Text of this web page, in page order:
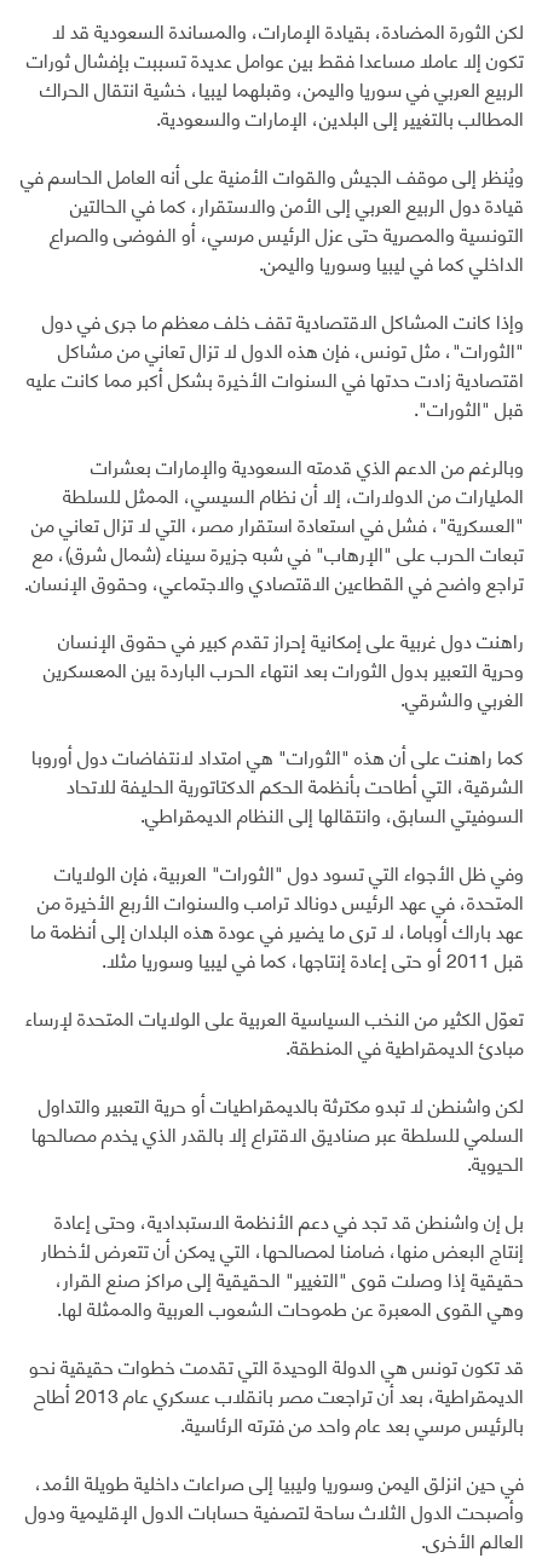
لكن الثورة المضادة، بقيادة الإمارات، والمساندة السعودية قد لا
تكون إلا عاملا مساعدا فقط بين عوامل عديدة تسببت بإفشال ثورات
الربيع العربي في سوريا واليمن، وقبلهما ليبيا، خشية انتقال الحراك
المطالب بالتغيير إلى البلدين، الإمارات والسعودية.
ويُنظر إلى موقف الجيش والقوات الأمنية على أنه العامل الحاسم في
قيادة دول الربيع العربي إلى الأمن والاستقرار، كما في الحالتين
التونسية والمصرية حتى عزل الرئيس مرسي، أو الفوضى والصراع
الداخلي كما في ليبيا وسوريا واليمن.
وإذا كانت المشاكل الاقتصادية تقف خلف معظم ما جرى في دول
"الثورات"، مثل تونس، فإن هذه الدول لا تزال تعاني من مشاكل
اقتصادية زادت حدتها في السنوات الأخيرة بشكل أكبر مما كانت عليه
قبل "الثورات".
وبالرغم من الدعم الذي قدمته السعودية والإمارات بعشرات
المليارات من الدولارات، إلا أن نظام السيسي، الممثل للسلطة
"العسكرية"، فشل في استعادة استقرار مصر، التي لا تزال تعاني من
تبعات الحرب على "الإرهاب" في شبه جزيرة سيناء (شمال شرق)، مع
تراجع واضح في القطاعين الاقتصادي والاجتماعي، وحقوق الإنسان.
راهنت دول غربية على إمكانية إحراز تقدم كبير في حقوق الإنسان
وحرية التعبير بدول الثورات بعد انتهاء الحرب الباردة بين المعسكرين
الغربي والشرقي.
كما راهنت على أن هذه "الثورات" هي امتداد لانتفاضات دول أوروبا
الشرقية، التي أطاحت بأنظمة الحكم الدكتاتورية الحليفة للاتحاد
السوفيتي السابق، وانتقالها إلى النظام الديمقراطي.
وفي ظل الأجواء التي تسود دول "الثورات" العربية، فإن الولايات
المتحدة، في عهد الرئيس دونالد ترامب والسنوات الأربع الأخيرة من
عهد باراك أوباما، لا ترى ما يضير في عودة هذه البلدان إلى أنظمة ما
قبل 2011 أو حتى إعادة إنتاجها، كما في ليبيا وسوريا مثلا.
تعوّل الكثير من النخب السياسية العربية على الولايات المتحدة لإرساء
مبادئ الديمقراطية في المنطقة.
لكن واشنطن لا تبدو مكترثة بالديمقراطيات أو حرية التعبير والتداول
السلمي للسلطة عبر صناديق الاقتراع إلا بالقدر الذي يخدم مصالحها
الحيوية.
بل إن واشنطن قد تجد في دعم الأنظمة الاستبدادية، وحتى إعادة
إنتاج البعض منها، ضامنا لمصالحها، التي يمكن أن تتعرض لأخطار
حقيقية إذا وصلت قوى "التغيير" الحقيقية إلى مراكز صنع القرار،
وهي القوى المعبرة عن طموحات الشعوب العربية والممثلة لها.
قد تكون تونس هي الدولة الوحيدة التي تقدمت خطوات حقيقية نحو
الديمقراطية، بعد أن تراجعت مصر بانقلاب عسكري عام 2013 أطاح
بالرئيس مرسي بعد عام واحد من فترته الرئاسية.
في حين انزلق اليمن وسوريا وليبيا إلى صراعات داخلية طويلة الأمد،
وأصبحت الدول الثلاث ساحة لتصفية حسابات الدول الإقليمية ودول
العالم الأخرى.